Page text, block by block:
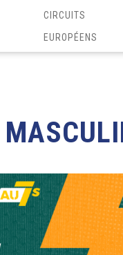
CIRCUITS
EUROPÉENS